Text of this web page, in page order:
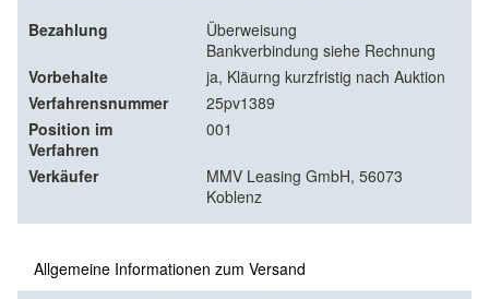
Bezahlung
Überweisung
Bankverbindung siehe Rechnung
Vorbehalte
ja, Kläurng kurzfristig nach Auktion
Verfahrensnummer
25pv1389
Position im
Verfahren
001
Verkäufer
MMV Leasing GmbH, 56073
Koblenz
Allgemeine Informationen zum Versand